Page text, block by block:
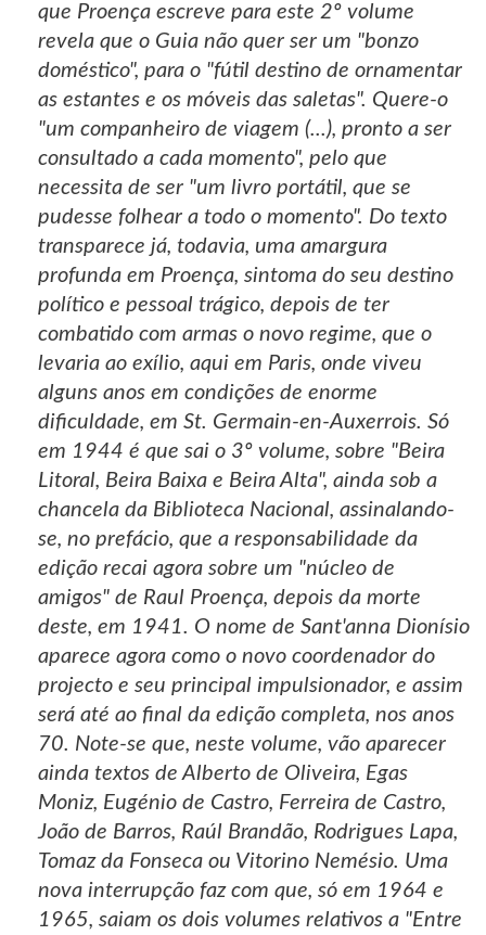
que Proença escreve para este 2º volume
revela que o Guia não quer ser um "bonzo
doméstico", para o "fútil destino de ornamentar
as estantes e os móveis das saletas". Quere-o
"um companheiro de viagem (...), pronto a ser
consultado a cada momento", pelo que
necessita de ser "um livro portátil, que se
pudesse folhear a todo o momento". Do texto
transparece já, todavia, uma amargura
profunda em Proença, sintoma do seu destino
político e pessoal trágico, depois de ter
combatido com armas o novo regime, que o
levaria ao exílio, aqui em Paris, onde viveu
alguns anos em condições de enorme
dificuldade, em St. Germain-en-Auxerrois. Só
em 1944 é que sai o 3º volume, sobre "Beira
Litoral, Beira Baixa e Beira Alta", ainda sob a
chancela da Biblioteca Nacional, assinalando-
se, no prefácio, que a responsabilidade da
edição recai agora sobre um "núcleo de
amigos" de Raul Proença, depois da morte
deste, em 1941. O nome de Sant'anna Dionísio
aparece agora como o novo coordenador do
projecto e seu principal impulsionador, e assim
será até ao final da edição completa, nos anos
70. Note-se que, neste volume, vão aparecer
ainda textos de Alberto de Oliveira, Egas
Moniz, Eugénio de Castro, Ferreira de Castro,
João de Barros, Raúl Brandão, Rodrigues Lapa,
Tomaz da Fonseca ou Vitorino Nemésio. Uma
nova interrupção faz com que, só em 1964 e
1965, saiam os dois volumes relativos a "Entre